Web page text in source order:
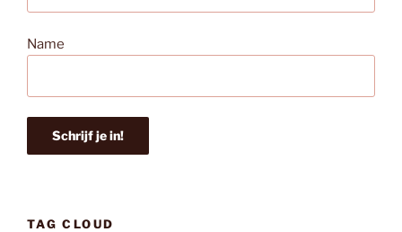
Name
TAG CLOUD